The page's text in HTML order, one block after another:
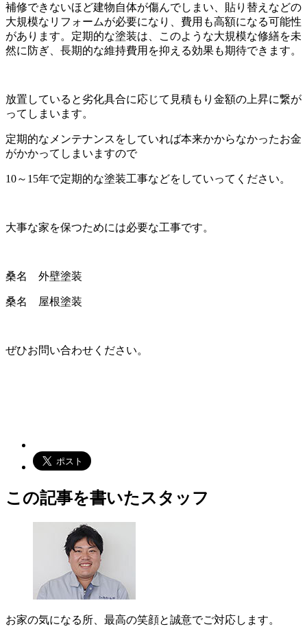
補修できないほど建物自体が傷んでしまい、貼り替えなどの
大規模なリフォームが必要になり、費用も高額になる可能性
があります。定期的な塗装は、このような大規模な修繕を未
然に防ぎ、長期的な維持費用を抑える効果も期待できます。
放置していると劣化具合に応じて見積もり金額の上昇に繋が
ってしまいます。
定期的なメンテナンスをしていれば本来かからなかったお金
がかかってしまいますので
10～15年で定期的な塗装工事などをしていってください。
大事な家を保つためには必要な工事です。
桑名 外壁塗装
桑名 屋根塗装
ぜひお問い合わせください。
この記事を書いたスタッフ
お家の気になる所、最高の笑顔と誠意でご対応します。